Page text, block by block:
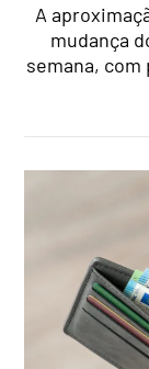
A
mudança
semana,